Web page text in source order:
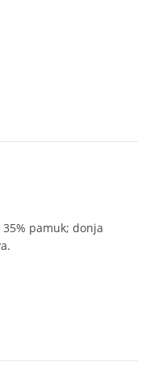
pamuk; donja